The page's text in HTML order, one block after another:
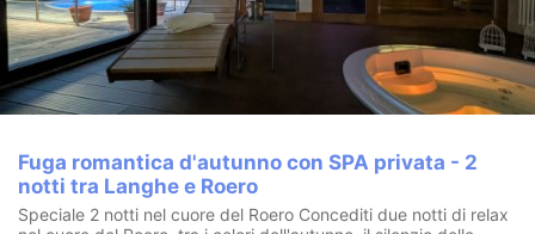
Fuga romantica d'autunno con SPA privata - 2
notti tra Langhe e Roero
Speciale 2 notti nel cuore del Roero Concediti due notti di relax